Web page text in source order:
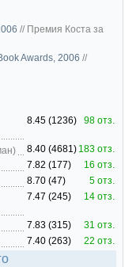
// Премия Коста за
Awards, 2006 //
8.45 (1236) 98 отз.
8.40 (4681) 183 отз.
7.82 (177)
16 отз.
8.70 (47)
5 отз.
7.47 (245) 14 отз.
7.83 (315)
31 отз.
7.40 (263) 22 отз.